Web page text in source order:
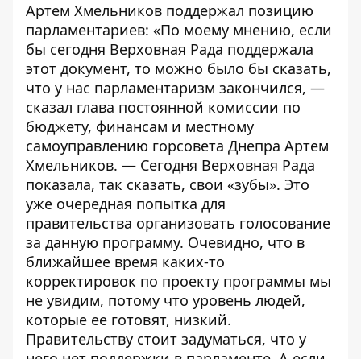
Артем Хмельников поддержал позицию
парламентариев: «По моему мнению, если
бы сегодня Верховная Рада поддержала
этот документ, то можно было бы сказать,
что у нас парламентаризм закончился, —
сказал глава постоянной комиссии по
бюджету, финансам и местному
самоуправлению горсовета Днепра Артем
Хмельников. — Сегодня Верховная Рада
показала, так сказать, свои «зубы». Это
уже очередная попытка для
правительства организовать голосование
за данную программу. Очевидно, что в
ближайшее время каких-то
корректировок по проекту программы мы
не увидим, потому что уровень людей,
которые ее готовят, низкий.
Правительству стоит задуматься, что у